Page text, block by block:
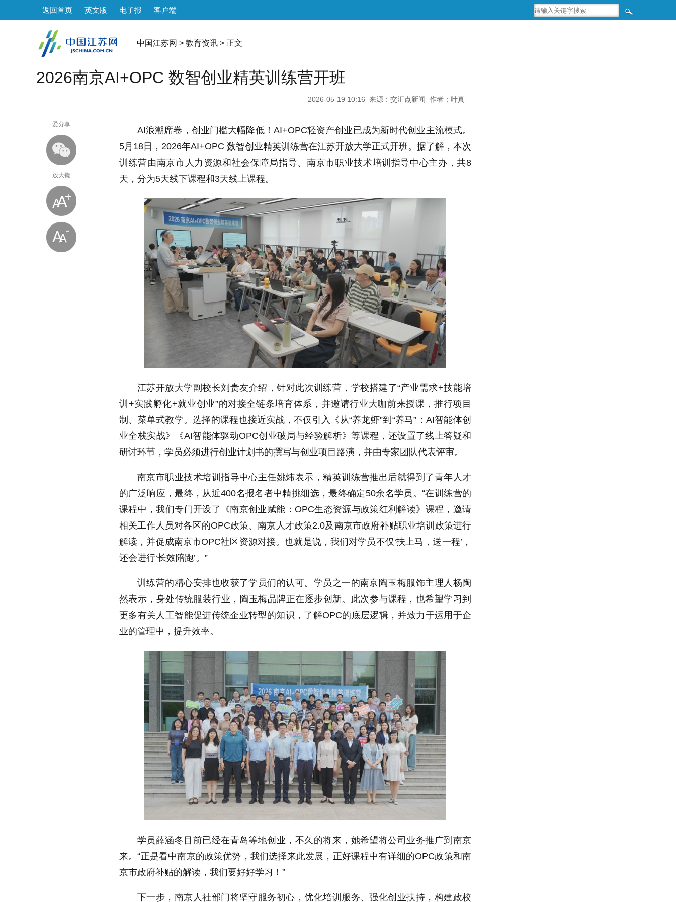
返回首页 英文版 电子报 客户端
中国江苏网 > 教育资讯 > 正文
2026南京AI+OPC 数智创业精英训练营开班
2026-05-19 10:16 来源：交汇点新闻 作者：叶真
爱分享
放大镜
AI浪潮席卷，创业门槛大幅降低！AI+OPC轻资产创业已成为新时代创业主流模式。
5月18日，2026年AI+OPC 数智创业精英训练营在江苏开放大学正式开班。据了解，本次
训练营由南京市人力资源和社会保障局指导、南京市职业技术培训指导中心主办，共8
天，分为5天线下课程和3天线上课程。
江苏开放大学副校长刘贵友介绍，针对此次训练营，学校搭建了“产业需求+技能培
训+实践孵化+就业创业”的对接全链条培育体系，并邀请行业大咖前来授课，推行项目
制、菜单式教学。选择的课程也接近实战，不仅引入《从“养龙虾”到“养马”：AI智能体创
业全栈实战》《AI智能体驱动OPC创业破局与经验解析》等课程，还设置了线上答疑和
研讨环节，学员必须进行创业计划书的撰写与创业项目路演，并由专家团队代表评审。
南京市职业技术培训指导中心主任姚炜表示，精英训练营推出后就得到了青年人才
的广泛响应，最终，从近400名报名者中精挑细选，最终确定50余名学员。“在训练营的
课程中，我们专门开设了《南京创业赋能：OPC生态资源与政策红利解读》课程，邀请
相关工作人员对各区的OPC政策、南京人才政策2.0及南京市政府补贴职业培训政策进行
解读，并促成南京市OPC社区资源对接。也就是说，我们对学员不仅‘扶上马，送一程’，
还会进行‘长效陪跑’。”
训练营的精心安排也收获了学员们的认可。学员之一的南京陶玉梅服饰主理人杨陶
然表示，身处传统服装行业，陶玉梅品牌正在逐步创新。此次参与课程，也希望学习到
更多有关人工智能促进传统企业转型的知识，了解OPC的底层逻辑，并致力于运用于企
业的管理中，提升效率。
学员薛涵冬目前已经在青岛等地创业，不久的将来，她希望将公司业务推广到南京
来。“正是看中南京的政策优势，我们选择来此发展，正好课程中有详细的OPC政策和南
京市政府补贴的解读，我们要好好学习！”
下一步，南京人社部门将坚守服务初心，优化培训服务、强化创业扶持，构建政校